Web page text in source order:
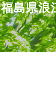
福島県浪